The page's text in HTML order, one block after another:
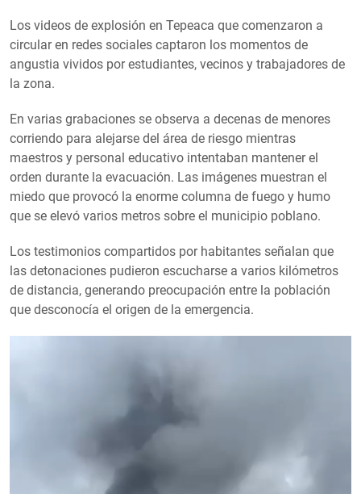
Los videos de explosión en Tepeaca que comenzaron a
circular en redes sociales captaron los momentos de
angustia vividos por estudiantes, vecinos y trabajadores de
la zona.
En varias grabaciones se observa a decenas de menores
corriendo para alejarse del área de riesgo mientras
maestros y personal educativo intentaban mantener el
orden durante la evacuación. Las imágenes muestran el
miedo que provocó la enorme columna de fuego y humo
que se elevó varios metros sobre el municipio poblano.
Los testimonios compartidos por habitantes señalan que
las detonaciones pudieron escucharse a varios kilómetros
de distancia, generando preocupación entre la población
que desconocía el origen de la emergencia.